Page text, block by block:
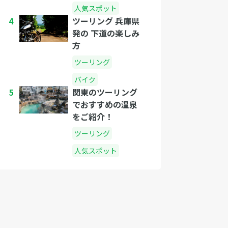
人気スポット
4
ツーリング 兵庫県
発の 下道の楽しみ
方
ツーリング
バイク
5
関東のツーリング
でおすすめの温泉
をご紹介！
ツーリング
人気スポット